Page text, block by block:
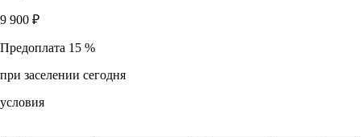
9 900 ₽
Предоплата 15 %
при заселении сегодня
условия